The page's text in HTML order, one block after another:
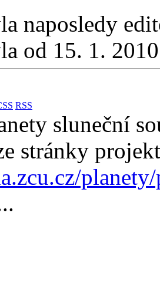
naposledy
od 15. 1.
RSS
sluneční
stránky